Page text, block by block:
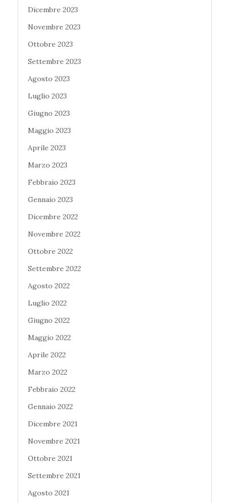
Dicembre 2023
Novembre 2023
Ottobre 2023
Settembre 2023
Agosto 2023
Luglio 2023
Giugno 2023
Maggio 2023
Aprile 2023
Marzo 2023
Febbraio 2023
Gennaio 2023
Dicembre 2022
Novembre 2022
Ottobre 2022
Settembre 2022
Agosto 2022
Luglio 2022
Giugno 2022
Maggio 2022
Aprile 2022
Marzo 2022
Febbraio 2022
Gennaio 2022
Dicembre 2021
Novembre 2021
Ottobre 2021
Settembre 2021
Agosto 2021